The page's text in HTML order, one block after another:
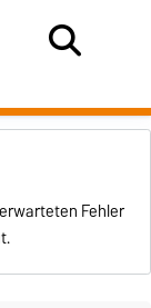
Fehler